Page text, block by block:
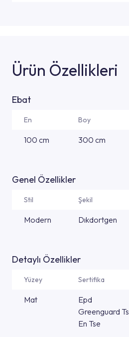
Ürün Özellikleri
Ebat
En Boy
100 cm 300 cm
Genel Özellikler
Stil Şekil
Modern Dıkdortgen
Detaylı Özellikler
Yüzey Sertifika
Mat
Epd
Greenguard Ts
En Tse